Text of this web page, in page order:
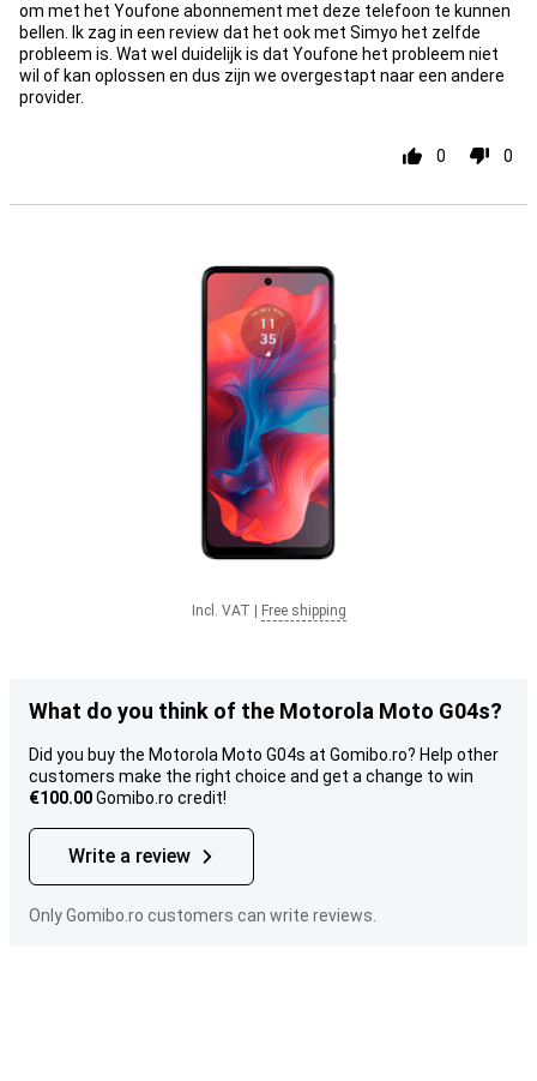
om met het Youfone abonnement met deze telefoon te kunnen
bellen. Ik zag in een review dat het ook met Simyo het zelfde
probleem is. Wat wel duidelijk is dat Youfone het probleem niet
wil of kan oplossen en dus zijn we overgestapt naar een andere
provider.
0 0
Incl. VAT Free shipping
What do you think of the Motorola Moto G04s?
Did you buy the Motorola Moto G04s at Gomibo.ro? Help other
customers make the right choice and get a change to win
€100.00Gomibo.ro credit!
Write a review
Only Gomibo.ro customers can write reviews.